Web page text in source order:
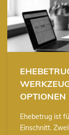
OPTIONEN
Ehebetrug ist
Einschnitt.